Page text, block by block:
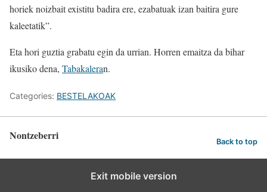
horiek noizbait existitu badira ere, ezabatuak izan baitira gure
kaleetatik”.
Eta hori guztia grabatu egin da urrian. Horren emaitza da bihar
ikusiko dena, Tabakaleran.
Categories: BESTELAKOAK
Nontzeberri Back to top
Exit mobile version